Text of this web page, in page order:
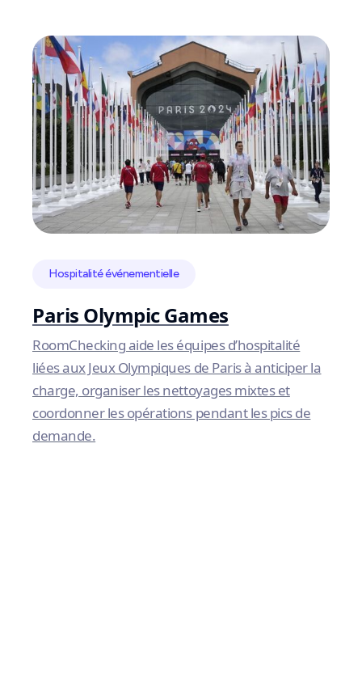
Hospitalité événementielle
Paris Olympic Games
RoomChecking aide les équipes d’hospitalité
liées aux Jeux Olympiques de Paris à anticiper la
charge, organiser les nettoyages mixtes et
coordonner les opérations pendant les pics de
demande.